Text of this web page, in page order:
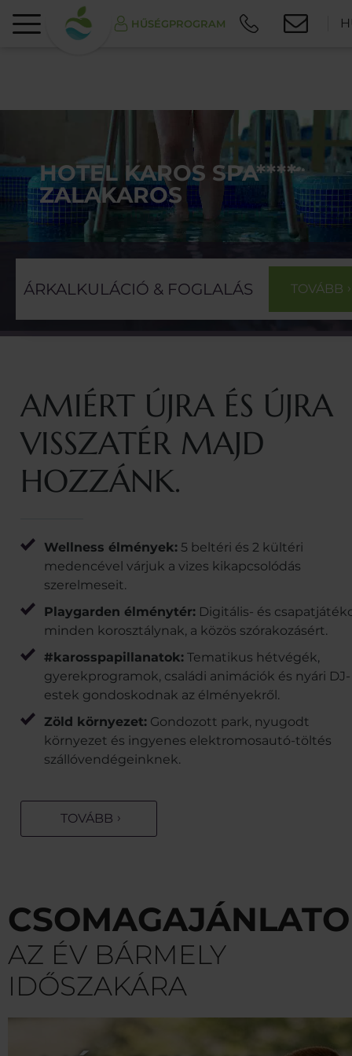
HŰSÉGPROGRAM
HOTEL KAROS SPA****
ZALAKAROS
ÁRKALKULÁCIÓ & FOGLALÁS TOVÁBB
AMIÉRT ÚJRA ÉS ÚJRA
VISSZATÉR MAJD
HOZZÁNK.
Wellness élmények: 5 beltéri és 2 kültéri
medencével várjuk a vizes kikapcsolódás
szerelmeseit.
Playgarden élménytér: Digitális- és
minden korosztálynak, a közös szórakozásért.
#karosspapillanatok: Tematikus hétvégék,
gyerekprogramok, családi animációk és nyári DJ-
estek gondoskodnak az élményekről.
Zöld környezet: Gondozott park, nyugodt
környezet és ingyenes elektromosautó-töltés
szállóvendégeinknek.
TOVÁBB
AZ ÉV BÁRMELY
IDŐSZAKÁRA